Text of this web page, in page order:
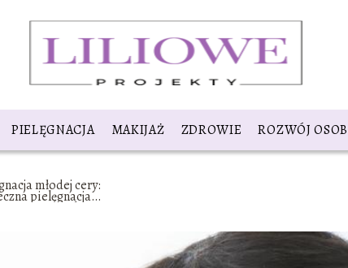
PIELĘGNACJA MAKIJAŻ ZDROWIE ROZWÓJ
młodej cery:
pielęgnacja
cery – zapobieganie